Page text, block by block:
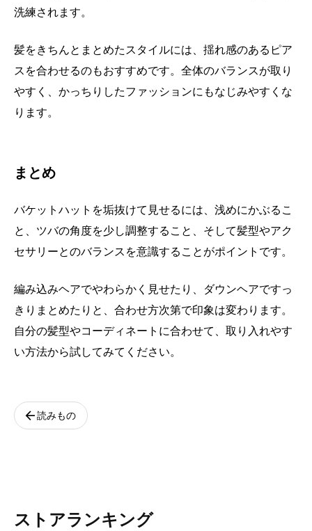
洗練されます。
髪をきちんとまとめたスタイルには、揺れ感のあるピア
スを合わせるのもおすすめです。全体のバランスが取り
やすく、かっちりしたファッションにもなじみやすくな
ります。
まとめ
バケットハットを垢抜けて見せるには、浅めにかぶるこ
と、ツバの角度を少し調整すること、そして髪型やアク
セサリーとのバランスを意識することがポイントです。
編み込みヘアでやわらかく見せたり、ダウンヘアですっ
きりまとめたりと、合わせ方次第で印象は変わります。
自分の髪型やコーディネートに合わせて、取り入れやす
い方法から試してみてください。
arrow_back読みもの
ストアランキング